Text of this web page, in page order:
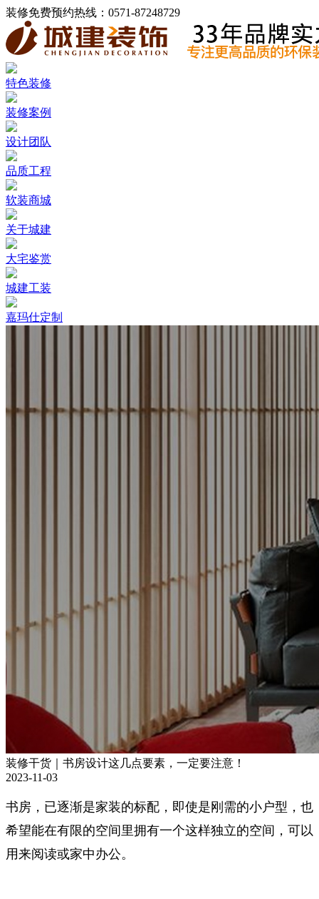
装修免费预约热线： 0571-87248729
特色装修
装修案例
设计团队
品质工程
软装商城
关于城建
大宅鉴赏
城建工装
嘉玛仕定制
装修干货｜书房设计这几点要素，一定要注意！
2023-11-03
书房，已逐渐是家装的标配，即使是刚需的小户型，也
希望能在有限的空间里拥有一个这样独立的空间，可以
用来阅读或家中办公。